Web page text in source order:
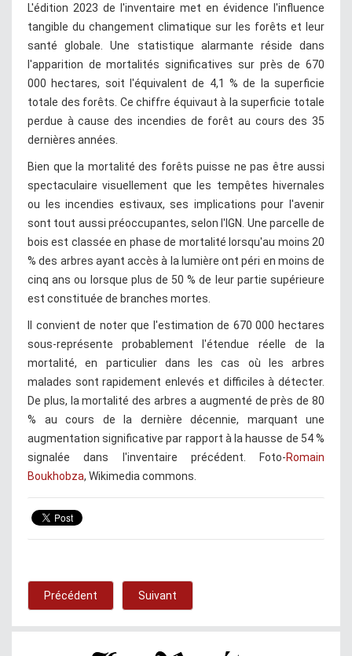
L'édition 2023 de l'inventaire met en évidence l'influence
tangible du changement climatique sur les forêts et leur
santé globale. Une statistique alarmante réside dans
l'apparition de mortalités significatives sur près de 670
000 hectares, soit l'équivalent de 4,1 % de la superficie
totale des forêts. Ce chiffre équivaut à la superficie totale
perdue à cause des incendies de forêt au cours des 35
dernières années.
Bien que la mortalité des forêts puisse ne pas être aussi
spectaculaire visuellement que les tempêtes hivernales
ou les incendies estivaux, ses implications pour l'avenir
sont tout aussi préoccupantes, selon l'IGN. Une parcelle de
bois est classée en phase de mortalité lorsqu'au moins 20
% des arbres ayant accès à la lumière ont péri en moins de
cinq ans ou lorsque plus de 50 % de leur partie supérieure
est constituée de branches mortes.
Il convient de noter que l'estimation de 670 000 hectares
sous-représente probablement l'étendue réelle de la
mortalité, en particulier dans les cas où les arbres
malades sont rapidement enlevés et difficiles à détecter.
De plus, la mortalité des arbres a augmenté de près de 80
% au cours de la dernière décennie, marquant une
augmentation significative par rapport à la hausse de 54 %
signalée dans l'inventaire précédent. Foto-Romain
Boukhobza, Wikimedia commons.
Précédent Suivant